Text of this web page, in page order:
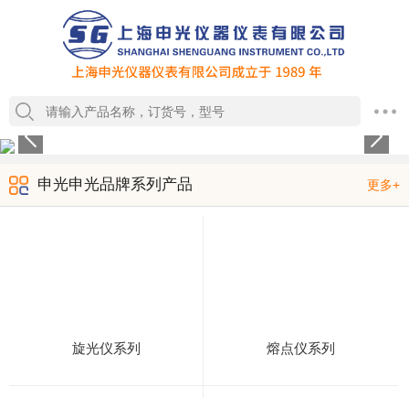
申光申光品牌系列产品 更多+
旋光仪系列 熔点仪系列